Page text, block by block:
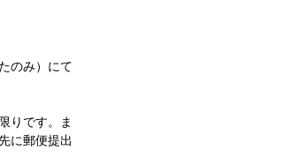
のみ）にて
りです。ま
に郵便提出